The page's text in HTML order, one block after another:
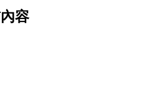
容